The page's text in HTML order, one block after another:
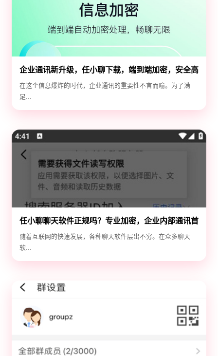
企业通讯新升级，任小聊下载，端到端加密，安全高
效！
在这个信息爆炸的时代，企业通讯的重要性不言而喻。为了满
足...
任小聊聊天软件正规吗？专业加密，企业内部通讯首
选！
随着互联网的快速发展，各种聊天软件层出不穷。在众多聊天
软...